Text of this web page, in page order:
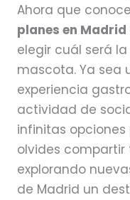
Ahora que
planes en
elegir cuál será
mascota. Ya sea
experiencia
actividad de
infinitas
olvides compartir
explorando
de Madrid un